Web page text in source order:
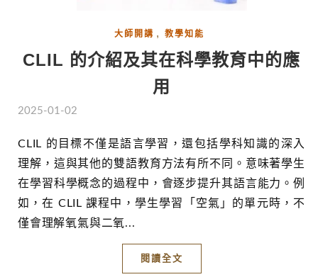
大師開講 , 教學知能
CLIL 的介紹及其在科學教育中的應
用
2025-01-02
CLIL 的目標不僅是語言學習，還包括學科知識的深入
理解，這與其他的雙語教育方法有所不同。意味著學生
在學習科學概念的過程中，會逐步提升其語言能力。例
如，在 CLIL 課程中，學生學習「空氣」的單元時，不
僅會理解氧氣與二氧...
閱讀全文